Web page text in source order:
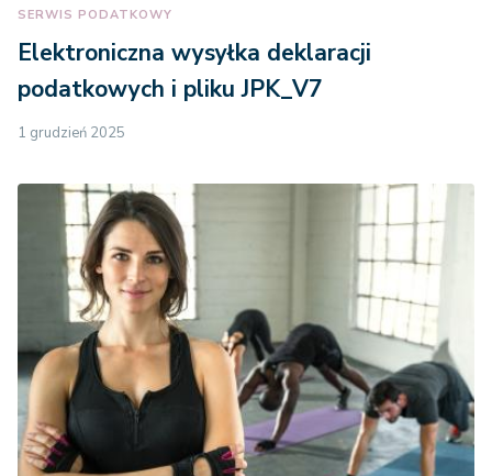
SERWIS PODATKOWY
Elektroniczna wysyłka deklaracji
podatkowych i pliku JPK_V7
1 grudzień 2025